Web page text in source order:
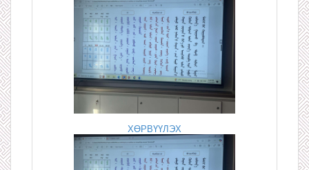
ХӨРВҮҮЛЭХ